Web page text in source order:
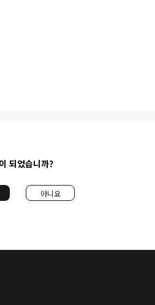
되었습니까?
아니요